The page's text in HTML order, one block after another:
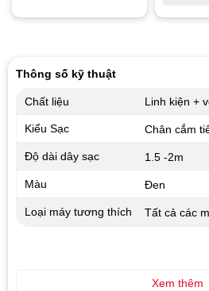
Thông số kỹ thuật
Chất liệu Linh kiện +
Kiểu Sạc Chân cắm
Độ dài dây sạc 1.5 -2m
Màu Đen
Loại máy tương thích Tất cả các
Xem thêm